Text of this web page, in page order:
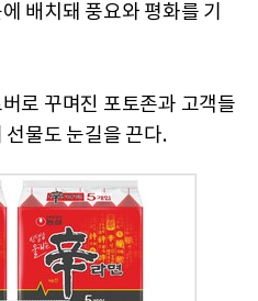
배치돼 풍요와 평화를 기
로 꾸며진 포토존과 고객들
물도 눈길을 끈다.